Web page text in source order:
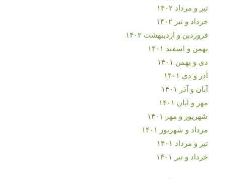
تیر و مرداد ۱۴۰۲
خرداد و تیر ۱۴۰۲
فروردین و اردیبهشت ۱۴۰۲
بهمن و اسفند ۱۴۰۱
دی و بهمن ۱۴۰۱
آذر و دی ۱۴۰۱
آبان و آذر ۱۴۰۱
مهر و آبان ۱۴۰۱
شهریور و مهر ۱۴۰۱
مرداد و شهریور ۱۴۰۱
تیر و مرداد ۱۴۰۱
خرداد و تیر ۱۴۰۱